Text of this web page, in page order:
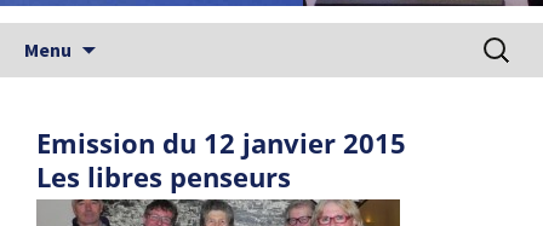
Menu
Emission du 12 janvier 2015
Les libres penseurs